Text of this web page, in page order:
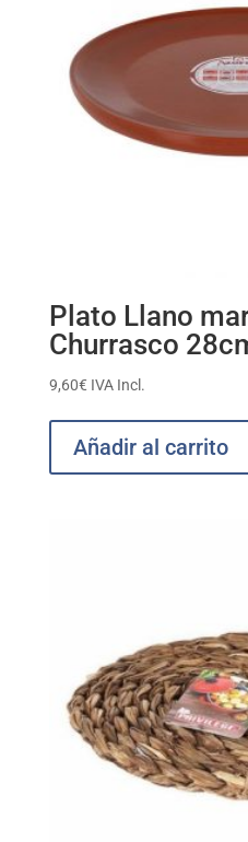
Plato Llano
Churrasco
9,60€ IVA Incl.
Añadir al carrito